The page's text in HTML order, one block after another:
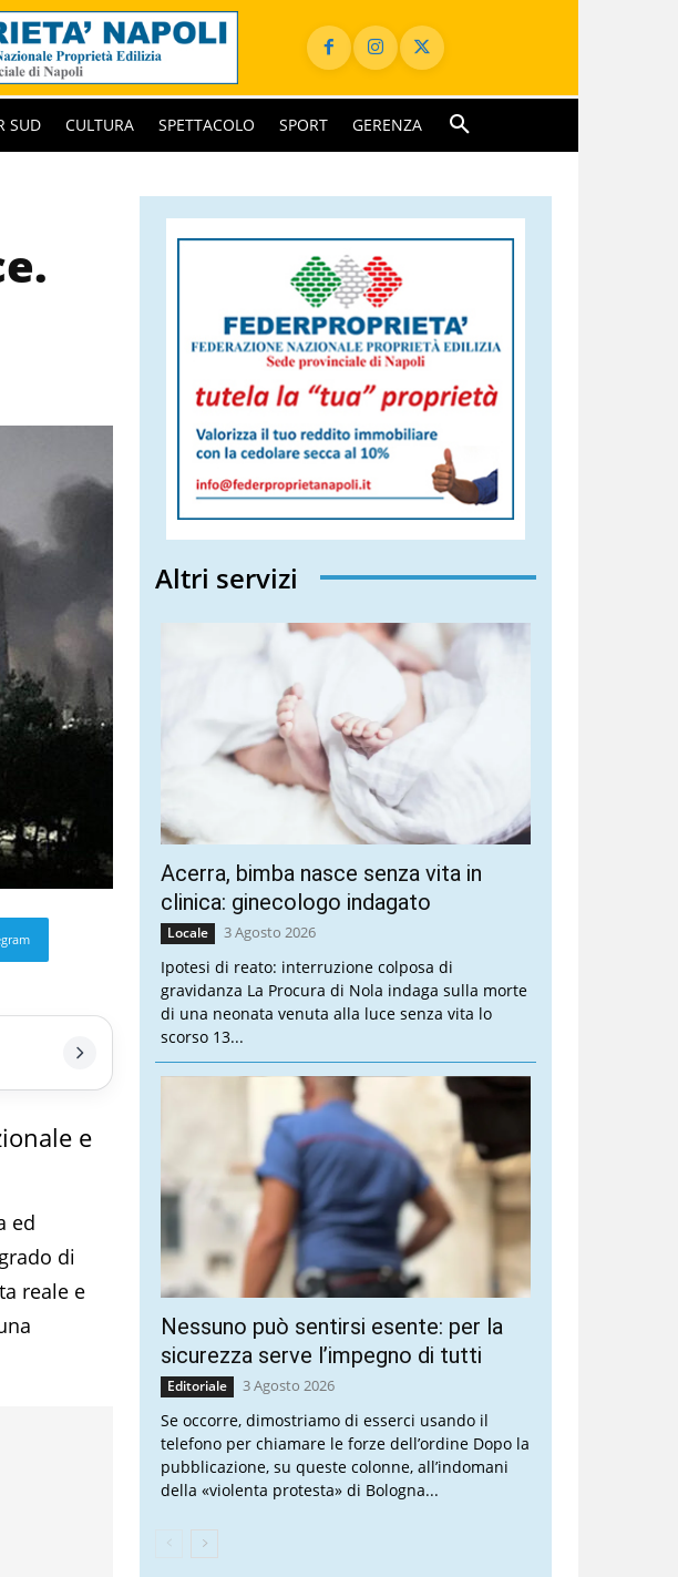
SUD CULTURA SPETTACOLO SPORT GERENZA
e
ed
di
reale e
Altri servizi
Acerra, bimba nasce senza vita in
clinica: ginecologo indagato
Locale 3 Agosto 2026
Ipotesi di reato: interruzione colposa di
gravidanza La Procura di Nola indaga sulla morte
di una neonata venuta alla luce senza vita lo
scorso 13...
Nessuno può sentirsi esente: per la
sicurezza serve l’impegno di tutti
Editoriale 3 Agosto 2026
Se occorre, dimostriamo di esserci usando il
telefono per chiamare le forze dell’ordine Dopo la
pubblicazione, su queste colonne, all’indomani
della «violenta protesta» di Bologna...